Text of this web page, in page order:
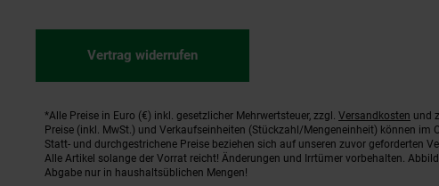
Vertrag widerrufen
Fußnoten
*Alle Preise in Euro (€) inkl. gesetzlicher Mehrwertsteuer, zzgl. Versandkosten und
Preise (inkl. MwSt.) und Verkaufseinheiten (Stückzahl/Mengeneinheit) können im
Statt- und durchgestrichene Preise beziehen sich auf unseren zuvor geforderten
Alle Artikel solange der Vorrat reicht! Änderungen und Irrtümer vorbehalten.
Abgabe nur in haushaltsüblichen Mengen!